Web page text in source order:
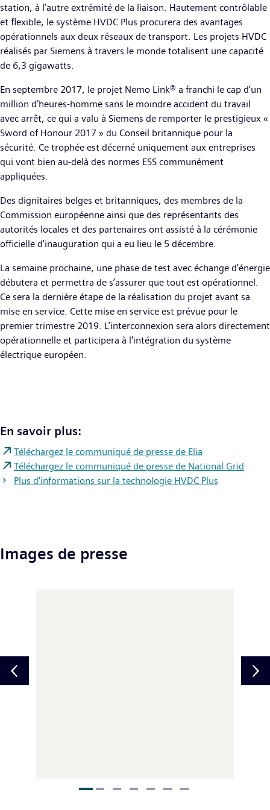
station, à l’autre extrémité de la liaison. Hautement contrôlable
et flexible, le système HVDC Plus procurera des avantages
opérationnels aux deux réseaux de transport. Les projets HVDC
réalisés par Siemens à travers le monde totalisent une capacité
de 6,3 gigawatts.
En septembre 2017, le projet Nemo Link® a franchi le cap d’un
million d’heures-homme sans le moindre accident du travail
avec arrêt, ce qui a valu à Siemens de remporter le prestigieux «
Sword of Honour 2017 » du Conseil britannique pour la
sécurité. Ce trophée est décerné uniquement aux entreprises
qui vont bien au-delà des normes ESS communément
appliquées.
Des dignitaires belges et britanniques, des membres de la
Commission européenne ainsi que des représentants des
autorités locales et des partenaires ont assisté à la cérémonie
officielle d'inauguration qui a eu lieu le 5 décembre.
La semaine prochaine, une phase de test avec échange d’énergie
débutera et permettra de s’assurer que tout est opérationnel.
Ce sera la dernière étape de la réalisation du projet avant sa
mise en service. Cette mise en service est prévue pour le
premier trimestre 2019. L’interconnexion sera alors directement
opérationnelle et participera à l'intégration du système
électrique européen.
En savoir plus:
Téléchargez le communiqué de presse de Elia
Téléchargez le communiqué de presse de National Grid
Plus d'informations sur la technologie HVDC Plus
Images de presse